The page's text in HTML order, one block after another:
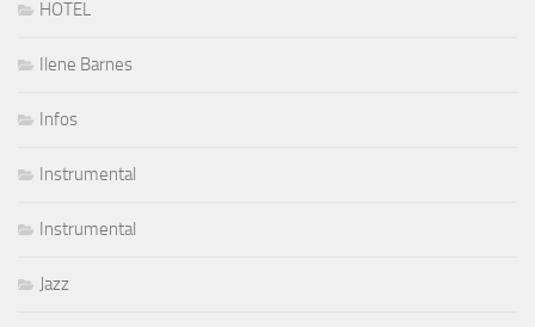
HOTEL
Ilene Barnes
Infos
Instrumental
Instrumental
Jazz